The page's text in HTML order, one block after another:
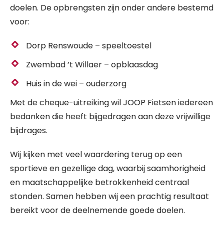
doelen. De opbrengsten zijn onder andere bestemd
voor:
Dorp Renswoude – speeltoestel
Zwembad ’t Willaer – opblaasdag
Huis in de wei – ouderzorg
Met de cheque-uitreiking wil JOOP Fietsen iedereen
bedanken die heeft bijgedragen aan deze vrijwillige
bijdrages.
Wij kijken met veel waardering terug op een
sportieve en gezellige dag, waarbij saamhorigheid
en maatschappelijke betrokkenheid centraal
stonden. Samen hebben wij een prachtig resultaat
bereikt voor de deelnemende goede doelen.